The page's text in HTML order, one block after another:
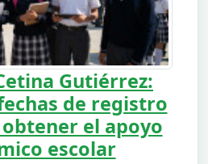
Gutiérrez:
de registro
el apoyo
escolar